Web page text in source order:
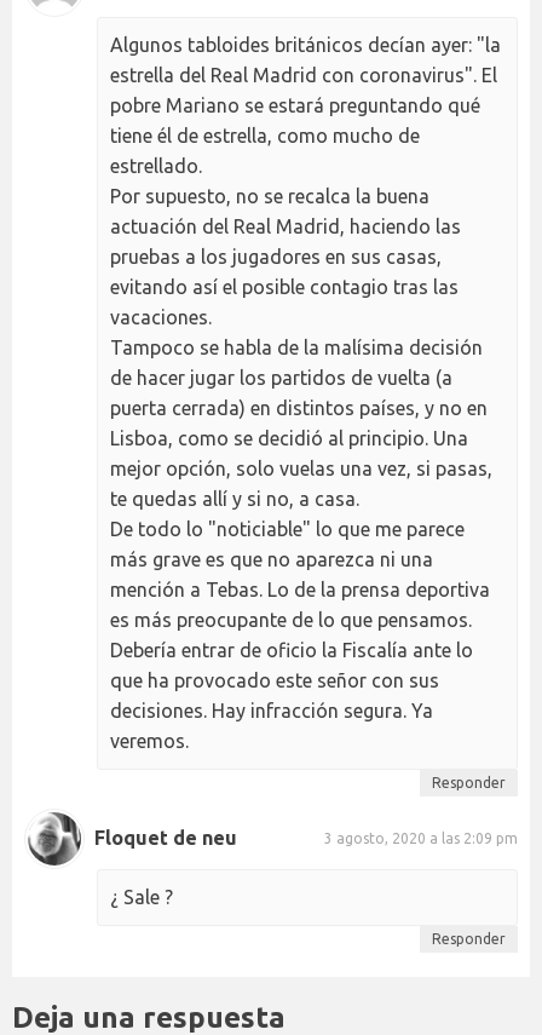
Algunos tabloides británicos decían ayer: "la
estrella del Real Madrid con coronavirus". El
pobre Mariano se estará preguntando qué
tiene él de estrella, como mucho de
estrellado.
Por supuesto, no se recalca la buena
actuación del Real Madrid, haciendo las
pruebas a los jugadores en sus casas,
evitando así el posible contagio tras las
vacaciones.
Tampoco se habla de la malísima decisión
de hacer jugar los partidos de vuelta (a
puerta cerrada) en distintos países, y no en
Lisboa, como se decidió al principio. Una
mejor opción, solo vuelas una vez, si pasas,
te quedas allí y si no, a casa.
De todo lo "noticiable" lo que me parece
más grave es que no aparezca ni una
mención a Tebas. Lo de la prensa deportiva
es más preocupante de lo que pensamos.
Debería entrar de oficio la Fiscalía ante lo
que ha provocado este señor con sus
decisiones. Hay infracción segura. Ya
veremos.
Responder
Floquet de neu 3 agosto, 2020 a las 2:09 pm
¿ Sale ?
Responder
Deja una respuesta